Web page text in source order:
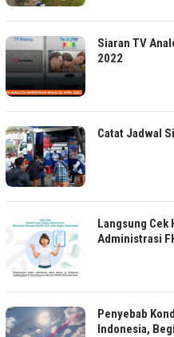
Siaran TV
2022
Catat Jadwal
Langsung Cek
Administrasi
Penyebab
Indonesia,